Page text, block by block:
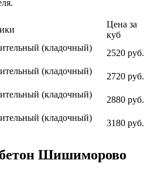
Цена за
куб
(кладочный)
2520 руб.
(кладочный)
2720 руб.
(кладочный)
2880 руб.
(кладочный)
3180 руб.
Шишиморово